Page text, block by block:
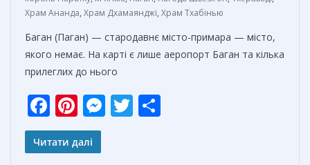
Храм Ананда, Храм Дхамаянджі, Храм Тхабінью
Баган (Паган) — стародавнє місто-примара — місто,
якого немає. На карті є лише аеропорт Баган та кілька
прилеглих до нього
F
ac
e
Pi
nt
er
M T
Читати далі